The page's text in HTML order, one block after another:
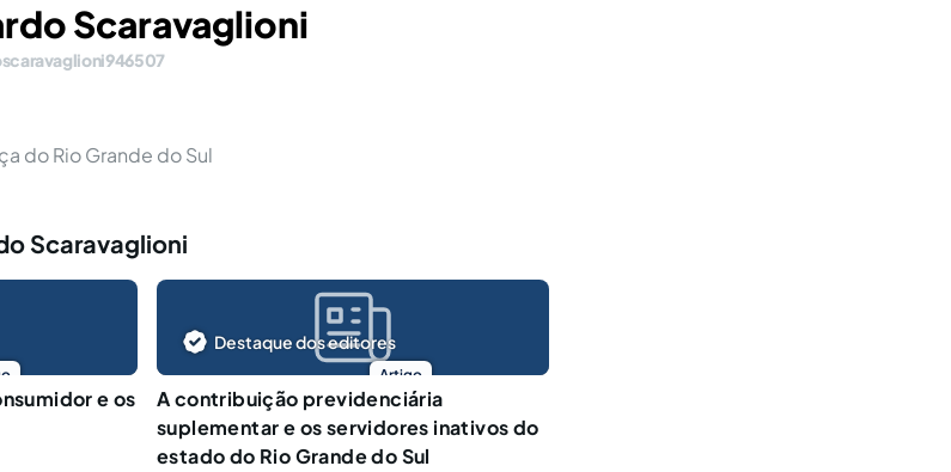
Scaravaglioni
do Rio Grande do Sul
Scaravaglioni
e os
Artigo
Destaque dos editores
A contribuição previdenciária
suplementar e os servidores inativos do
estado do Rio Grande do Sul